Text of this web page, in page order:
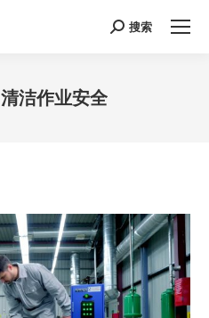
Search:
搜索
清洁作业安全